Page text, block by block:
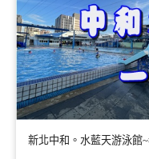
新北中和。水藍天游泳館